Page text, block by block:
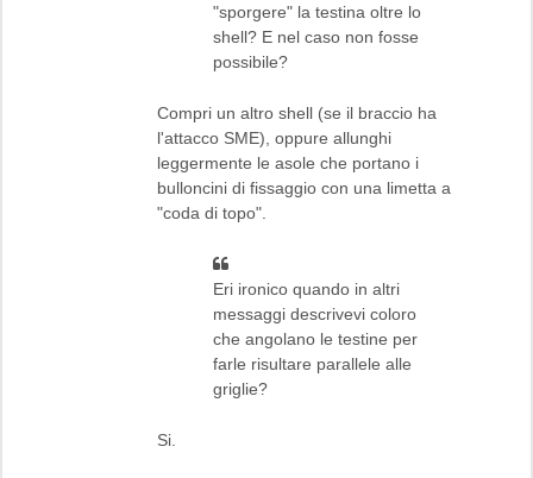
"sporgere" la testina oltre lo
shell? E nel caso non fosse
possibile?
Compri un altro shell (se il braccio ha
l'attacco SME), oppure allunghi
leggermente le asole che portano i
bulloncini di fissaggio con una limetta a
"coda di topo".
Eri ironico quando in altri
messaggi descrivevi coloro
che angolano le testine per
farle risultare parallele alle
griglie?
Si.